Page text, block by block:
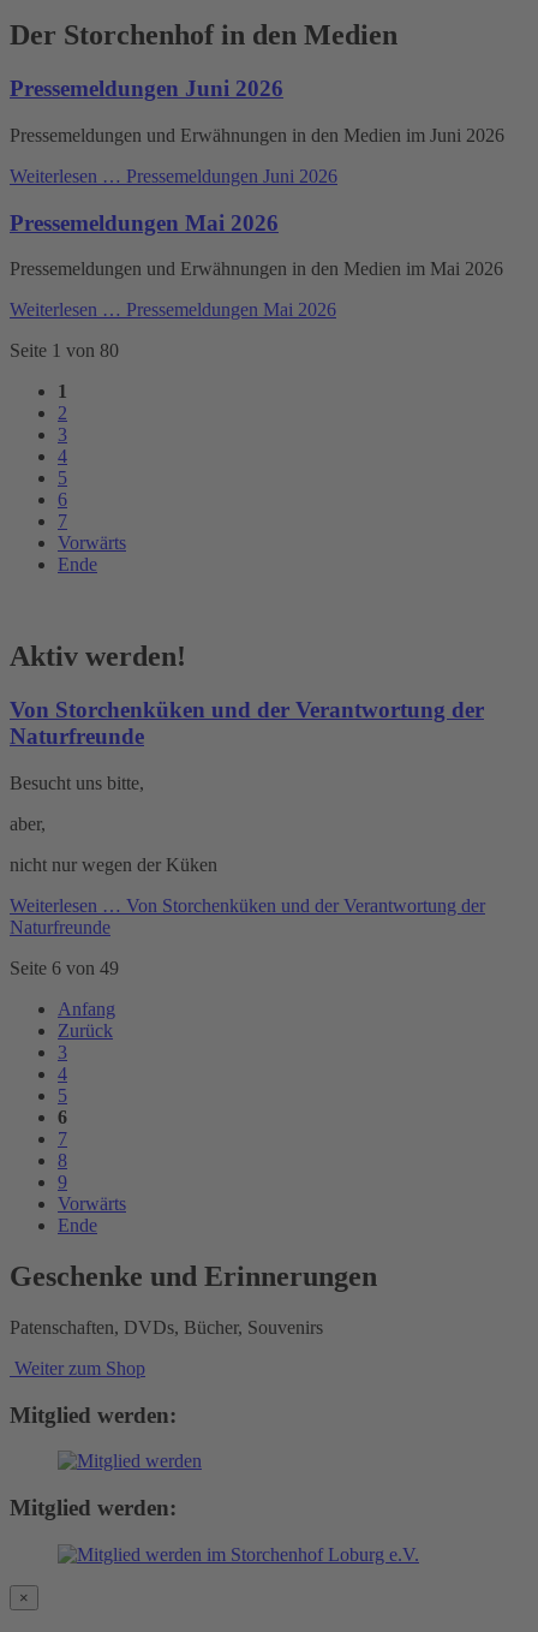
Der Storchenhof in den Medien
Pressemeldungen Juni 2026
Pressemeldungen und Erwähnungen in den Medien im Juni 2026
Weiterlesen … Pressemeldungen Juni 2026
Pressemeldungen Mai 2026
Pressemeldungen und Erwähnungen in den Medien im Mai 2026
Weiterlesen … Pressemeldungen Mai 2026
Seite 1 von 80
1
2
3
4
5
6
7
Vorwärts
Ende
Aktiv werden!
Von Storchenküken und der Verantwortung der
Naturfreunde
Besucht uns bitte,
aber,
nicht nur wegen der Küken
Weiterlesen … Von Storchenküken und der Verantwortung der
Naturfreunde
Seite 6 von 49
Anfang
Zurück
3
4
5
6
7
8
9
Vorwärts
Ende
Geschenke und Erinnerungen
Patenschaften, DVDs, Bücher, Souvenirs
Weiter zum Shop
Mitglied werden:
Mitglied werden:
×